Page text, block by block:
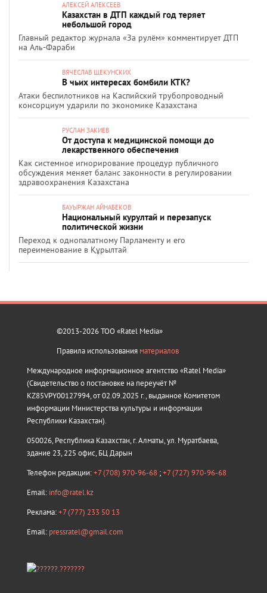
АЛЕКСЕЙ АЛЕКСЕЕВ
Казахстан в ДТП каждый год теряет
небольшой город
Главный редактор журнала «За рулём» комментирует ДТП
на Аль-Фараби
ВЯЧЕСЛАВ ЩЕКУНСКИХ
В чьих интересах бомбили КТК?
Атаки беспилотников на Каспийский трубопроводный
консорциум ударили по экономике Казахстана
РУСЛАН ЗАКИЕВ
От доступа к медицинской помощи до
лекарственного обеспечения
Как системное игнорирование процедур публичного
обсуждения меняет баланс законности в регулировании
здравоохранения Казахстана
БАУЫРЖАН АЙНАБЕКОВ
Национальный курултай и перезапуск
политической жизни
Переход к однопалатному Парламенту и его
переименование в Құрылтай
©2013-2026 ТОО «Ratel Media»
Правила использования материалов
Международное информационное агентство «Ratel Media»
(Свидетельство о постановке на переучёт №
KZ85VPY00127994, от 02.09.2025 г., выданное Комитетом
информации Министерства культуры и информации
Республики Казахстан).
050026, Республика Казахстан, г. Алматы, ул. Муратбаева,
здание 23, 225 офис, БЦ Дарын
Телефон редакции:+7 (708) 970-96-68 ;+7 (727) 970-96-68
Email: info@ratel.kz
Реклама:+7 (777) 233 50 13
Email: pressratel@gmail.com